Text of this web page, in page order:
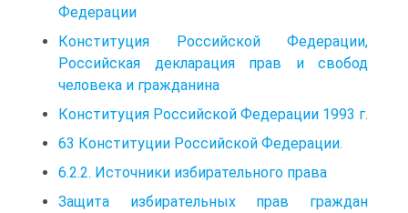
Федерации
Конституция Российской Федерации,
Российская декларация прав и свобод
человека и гражданина
Конституция Российской Федерации 1993 г.
63 Конституции Российской Федерации.
6.2.2. Источники избирательного права
Защита избирательных прав граждан